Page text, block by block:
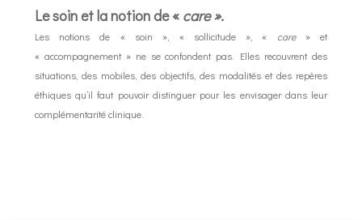
Le soin et la notion de « care ».
Les notions de « soin », « sollicitude », « care» et
« accompagnement » ne se confondent pas. Elles recouvrent des
situations, des mobiles, des objectifs, des modalités et des repères
éthiques qu’il faut pouvoir distinguer pour les envisager dans leur
complémentarité clinique.